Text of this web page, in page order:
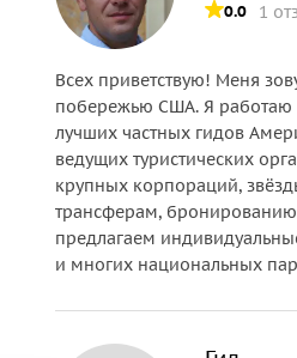
0.0 1
Всех приветствую! Меня
побережью США. Я работаю
лучших частных гидов
ведущих туристических
крупных корпораций,
трансферам,
предлагаем
и многих национальных